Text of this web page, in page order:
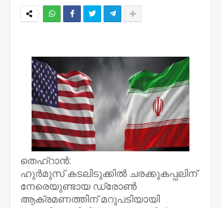
തെഹ്റാൻ:
ഹുർമുസ് കടലിടുക്കിൽ ചരക്കുകപ്പലിന്
നേരെയുണ്ടായ ഡ്രോൺ
ആക്രമണത്തിന് മറുപടിയായി